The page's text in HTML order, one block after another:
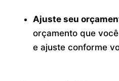
Ajuste seu
orçamento que
e ajuste conforme